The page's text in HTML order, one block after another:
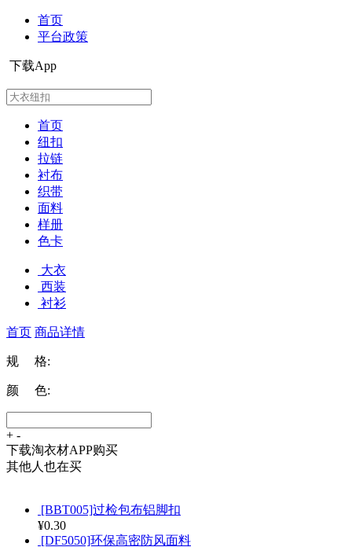
首页
平台政策
下载App
首页
纽扣
拉链
衬布
织带
面料
样册
色卡
大衣
西装
衬衫
首页 商品详情
规 格:
颜 色:
+ -
下载淘衣材APP购买
其他人也在买
[BBT005]过检包布铝脚扣
¥0.30
[DF5050]环保高密防风面料